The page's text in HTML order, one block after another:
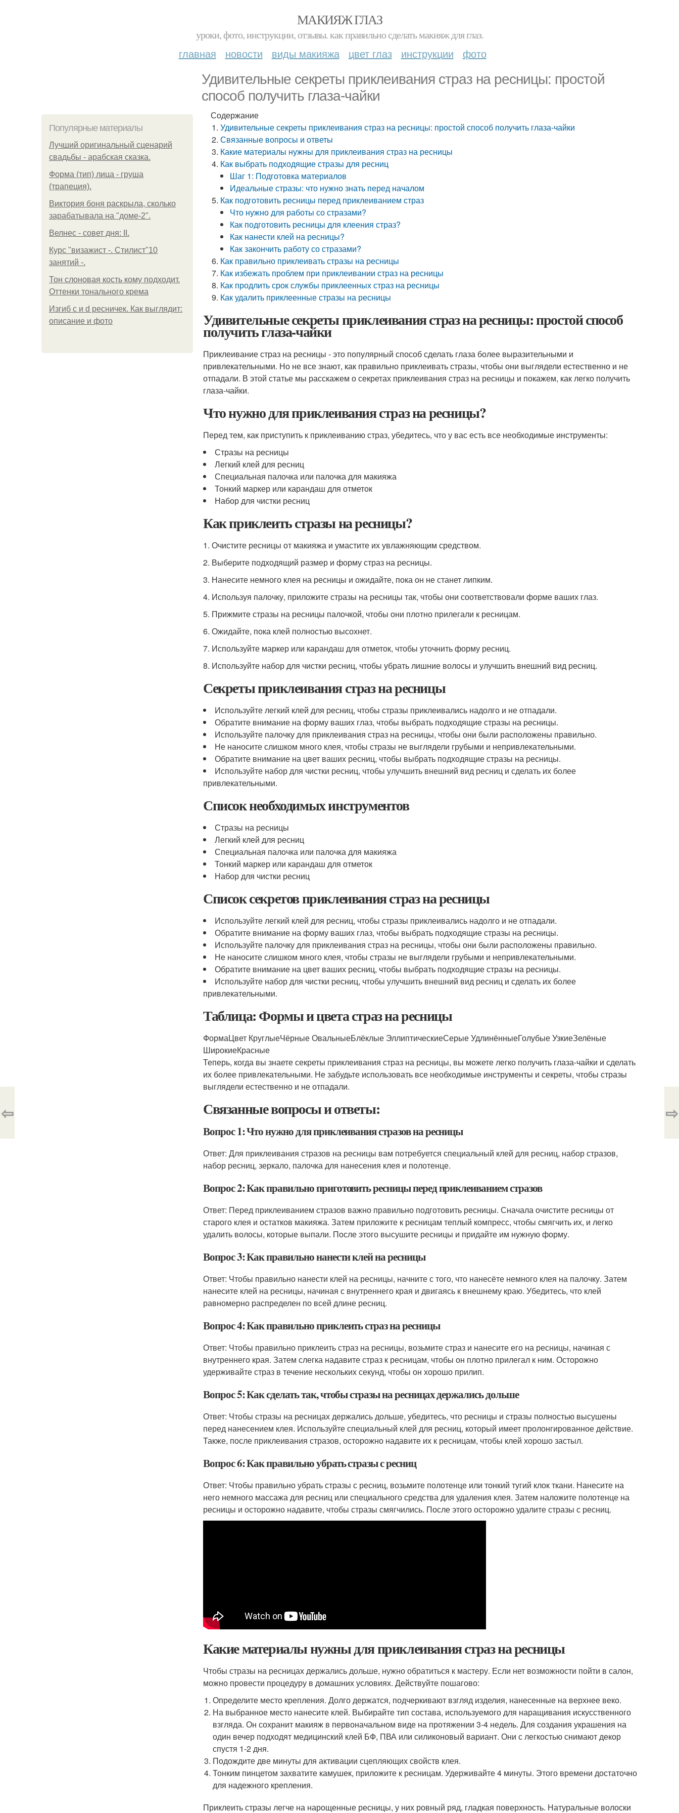
МАКИЯЖ ГЛАЗ
уроки, фото, инструкции, отзывы. как правильно сделать макияж для глаз.
главная новости виды макияжа цвет глаз инструкции фото
Удивительные секреты приклеивания страз на ресницы: простой
способ получить глаза-чайки
Популярные материалы
Лучший оригинальный сценарий
свадьбы - арабская сказка.
Форма (тип) лица - груша
(трапеция).
Виктория боня раскрыла, сколько
зарабатывала на "доме-2".
Велнес - совет дня: II.
Курс "визажист -. Стилист"10
занятий -.
Тон слоновая кость кому подходит.
Оттенки тонального крема
Изгиб c и d ресничек. Как выглядит:
описание и фото
Содержание
Удивительные секреты приклеивания страз на ресницы: простой способ получить глаза-чайки
Связанные вопросы и ответы
Какие материалы нужны для приклеивания страз на ресницы
Как выбрать подходящие стразы для ресниц
Шаг 1: Подготовка материалов
Идеальные стразы: что нужно знать перед началом
Как подготовить ресницы перед приклеиванием страз
Что нужно для работы со стразами?
Как подготовить ресницы для клеения страз?
Как нанести клей на ресницы?
Как закончить работу со стразами?
Как правильно приклеивать стразы на ресницы
Как избежать проблем при приклеивании страз на ресницы
Как продлить срок службы приклеенных страз на ресницы
Как удалить приклеенные стразы на ресницы
Удивительные секреты приклеивания страз на ресницы: простой способ
получить глаза-чайки
Приклеивание страз на ресницы - это популярный способ сделать глаза более выразительными и
привлекательными. Но не все знают, как правильно приклеивать стразы, чтобы они выглядели естественно и не
отпадали. В этой статье мы расскажем о секретах приклеивания страз на ресницы и покажем, как легко получить
глаза-чайки.
Что нужно для приклеивания страз на ресницы?
Перед тем, как приступить к приклеиванию страз, убедитесь, что у вас есть все необходимые инструменты:
Стразы на ресницы
Легкий клей для ресниц
Специальная палочка или палочка для макияжа
Тонкий маркер или карандаш для отметок
Набор для чистки ресниц
Как приклеить стразы на ресницы?
1. Очистите ресницы от макияжа и умастите их увлажняющим средством.
2. Выберите подходящий размер и форму страз на ресницы.
3. Нанесите немного клея на ресницы и ожидайте, пока он не станет липким.
4. Используя палочку, приложите стразы на ресницы так, чтобы они соответствовали форме ваших глаз.
5. Прижмите стразы на ресницы палочкой, чтобы они плотно прилегали к ресницам.
6. Ожидайте, пока клей полностью высохнет.
7. Используйте маркер или карандаш для отметок, чтобы уточнить форму ресниц.
8. Используйте набор для чистки ресниц, чтобы убрать лишние волосы и улучшить внешний вид ресниц.
Секреты приклеивания страз на ресницы
Используйте легкий клей для ресниц, чтобы стразы приклеивались надолго и не отпадали.
Обратите внимание на форму ваших глаз, чтобы выбрать подходящие стразы на ресницы.
Используйте палочку для приклеивания страз на ресницы, чтобы они были расположены правильно.
Не наносите слишком много клея, чтобы стразы не выглядели грубыми и непривлекательными.
Обратите внимание на цвет ваших ресниц, чтобы выбрать подходящие стразы на ресницы.
Используйте набор для чистки ресниц, чтобы улучшить внешний вид ресниц и сделать их более
привлекательными.
Список необходимых инструментов
Стразы на ресницы
Легкий клей для ресниц
Специальная палочка или палочка для макияжа
Тонкий маркер или карандаш для отметок
Набор для чистки ресниц
Список секретов приклеивания страз на ресницы
Используйте легкий клей для ресниц, чтобы стразы приклеивались надолго и не отпадали.
Обратите внимание на форму ваших глаз, чтобы выбрать подходящие стразы на ресницы.
Используйте палочку для приклеивания страз на ресницы, чтобы они были расположены правильно.
Не наносите слишком много клея, чтобы стразы не выглядели грубыми и непривлекательными.
Обратите внимание на цвет ваших ресниц, чтобы выбрать подходящие стразы на ресницы.
Используйте набор для чистки ресниц, чтобы улучшить внешний вид ресниц и сделать их более
привлекательными.
Таблица: Формы и цвета страз на ресницы
ФормаЦвет КруглыеЧёрные ОвальныеБлёклые ЭллиптическиеСерые УдлинённыеГолубые УзкиеЗелёные
ШирокиеКрасные
Теперь, когда вы знаете секреты приклеивания страз на ресницы, вы можете легко получить глаза-чайки и сделать
их более привлекательными. Не забудьте использовать все необходимые инструменты и секреты, чтобы стразы
выглядели естественно и не отпадали.
Связанные вопросы и ответы:
Вопрос 1: Что нужно для приклеивания стразов на ресницы
Ответ: Для приклеивания стразов на ресницы вам потребуется специальный клей для ресниц, набор стразов,
набор ресниц, зеркало, палочка для нанесения клея и полотенце.
Вопрос 2: Как правильно приготовить ресницы перед приклеиванием стразов
Ответ: Перед приклеиванием стразов важно правильно подготовить ресницы. Сначала очистите ресницы от
старого клея и остатков макияжа. Затем приложите к ресницам теплый компресс, чтобы смягчить их, и легко
удалить волосы, которые выпали. После этого высушите ресницы и придайте им нужную форму.
Вопрос 3: Как правильно нанести клей на ресницы
Ответ: Чтобы правильно нанести клей на ресницы, начните с того, что нанесёте немного клея на палочку. Затем
нанесите клей на ресницы, начиная с внутреннего края и двигаясь к внешнему краю. Убедитесь, что клей
равномерно распределен по всей длине ресниц.
Вопрос 4: Как правильно приклеить страз на ресницы
Ответ: Чтобы правильно приклеить страз на ресницы, возьмите страз и нанесите его на ресницы, начиная с
внутреннего края. Затем слегка надавите страз к ресницам, чтобы он плотно прилегал к ним. Осторожно
удерживайте страз в течение нескольких секунд, чтобы он хорошо прилип.
Вопрос 5: Как сделать так, чтобы стразы на ресницах держались дольше
Ответ: Чтобы стразы на ресницах держались дольше, убедитесь, что ресницы и стразы полностью высушены
перед нанесением клея. Используйте специальный клей для ресниц, который имеет пролонгированное действие.
Также, после приклеивания стразов, осторожно надавите их к ресницам, чтобы клей хорошо застыл.
Вопрос 6: Как правильно убрать стразы с ресниц
Ответ: Чтобы правильно убрать стразы с ресниц, возьмите полотенце или тонкий тугий клок ткани. Нанесите на
него немного массажа для ресниц или специального средства для удаления клея. Затем наложите полотенце на
ресницы и осторожно надавите, чтобы стразы смягчились. После этого осторожно удалите стразы с ресниц.
Какие материалы нужны для приклеивания страз на ресницы
Чтобы стразы на ресницах держались дольше, нужно обратиться к мастеру. Если нет возможности пойти в салон,
можно провести процедуру в домашних условиях. Действуйте пошагово:
Определите место крепления. Долго держатся, подчеркивают взгляд изделия, нанесенные на верхнее веко.
На выбранное место нанесите клей. Выбирайте тип состава, используемого для наращивания искусственного
взгляда. Он сохранит макияж в первоначальном виде на протяжении 3-4 недель. Для создания украшения на
один вечер подходят медицинский клей БФ, ПВА или силиконовый вариант. Они с легкостью снимают декор
спустя 1-2 дня.
Подождите две минуты для активации сцепляющих свойств клея.
Тонким пинцетом захватите камушек, приложите к ресницам. Удерживайте 4 минуты. Этого времени достаточно
для надежного крепления.
Приклеить стразы легче на нарощенные ресницы, у них ровный ряд, гладкая поверхность. Натуральные волоски
⇦ ⇨